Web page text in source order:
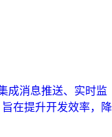
成消息推送、实时监
在提升开发效率，降